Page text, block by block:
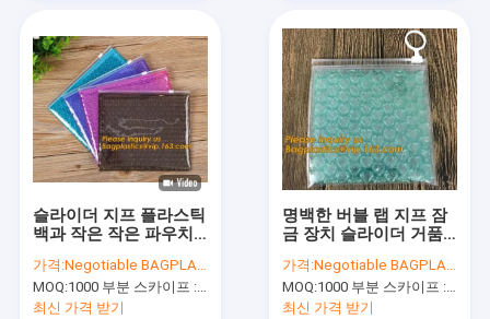
슬라이더 지프 플라스틱
백과 작은 작은 파우치
필름 / 주문 설계 바게아
세와 버블 우편물발송자
를 지퍼로 엽니다
가격:Negotiable BAGPLASTICS@YAHOO.COM
MOQ:1000 부분 스카이프 : 마이데아르닐
최신 가격 받기
명백한 버블 랩 지프 잠
금 장치 슬라이더 거품
열재 EPE 거품 포일 인
수알티온 직조천 포일
인슐레티
가격:Negotiable BAGPLASTICS@YAHOO.COM
MOQ:1000 부분 스카이프 : 마이데아르닐
최신 가격 받기